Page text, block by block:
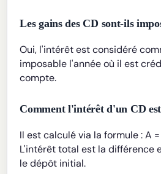
Les gains des CD sont-ils
Oui, l'intérêt est considéré
imposable l'année où il est
compte.
Comment l'intérêt d'un CD
Il est calculé via la formule : A
L'intérêt total est la différence
le dépôt initial.